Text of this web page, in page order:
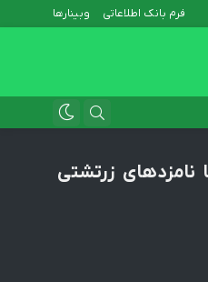
فرم بانک اطلاعاتی وبینارها
زرتشتی